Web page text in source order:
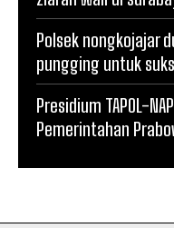
Polsek nongkojajar
pungging untuk
Presidium TAPOL-
Pemerintahan